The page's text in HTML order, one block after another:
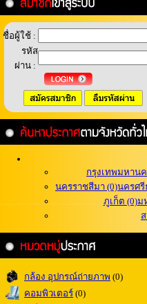
ชื่อผู้ใช้ :
รหัส
ผ่าน :
กรุงเทพมหานค
นครราชสีมา (0)นครศรี
ภูเก็ต (0)ม
กล้อง อุปกรณ์ถ่ายภาพ (0)
คอมพิวเตอร์ (0)